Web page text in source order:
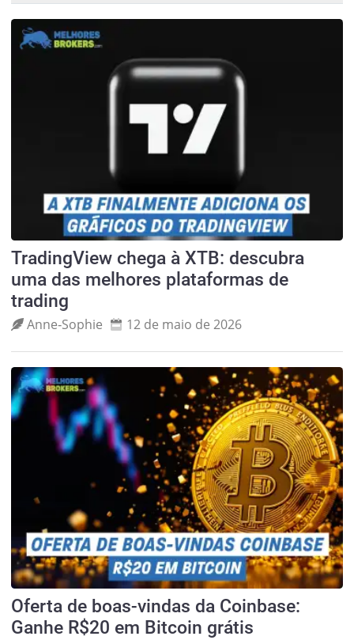
TradingView chega à XTB: descubra
uma das melhores plataformas de
trading
Anne‑Sophie 12 de maio de 2026
Oferta de boas-vindas da Coinbase:
Ganhe R$20 em Bitcoin grátis